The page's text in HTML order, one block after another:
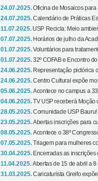
24.07.2025.Oficina de Mosaicos
24.07.2025.Calendário de Práticas
11.07.2025. USP Recicla: Meio
07.07.2025. Horários de julho da
01.07.2025.Voluntários para
01.07.2025.32º COFAB e Encontro
24.06.2025. Representação pictórica
24.06.2025.Centro Cultural expõe
05.06.2025.Acontece no campus a
04.06.2025.TV USP receberá Moção
28.05.2025.Comunidade USP Bauru!
23.05.2025.Abertas inscrições para
08.05.2025.Acontece o 38º
07.05.2025.Triagem para mulheres
30.04.2025. Encerradas as inscrições
11.04.2025.Abertas de 15 de abril a
31.03.2025.Caricaturista Greifo